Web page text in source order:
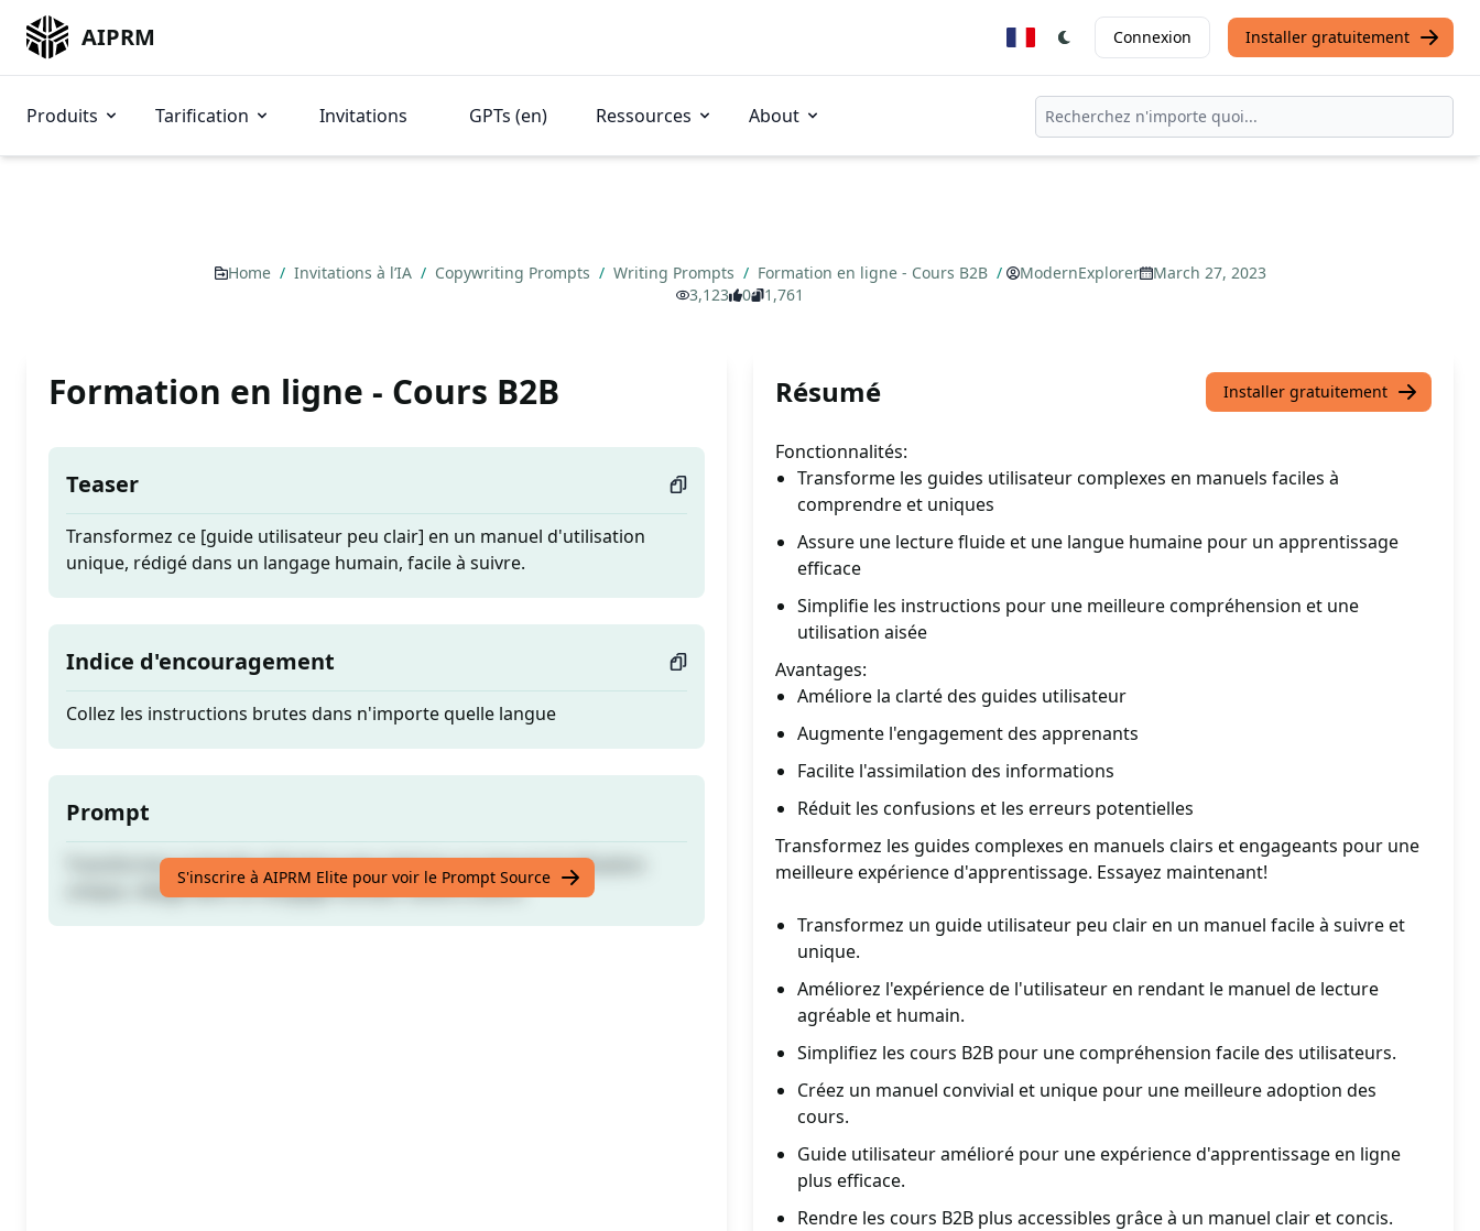
AIPRM Connexion Installer gratuitement
Produits Tarification Invitations GPTs (en) Ressources About
Home / Invitations à l’IA / Copywriting Prompts / Writing Prompts / Formation en ligne - Cours B2B / ModernExplorer
March 27, 2023
3,123
0 1,761
Formation en ligne - Cours B2B
Teaser
Transformez ce [guide utilisateur peu clair] en un manuel d'utilisation
unique, rédigé dans un langage humain, facile à suivre.
Indice d'encouragement
Collez les instructions brutes dans n'importe quelle langue
Prompt
Transformez ce [guide utilisateur peu clair] en un manuel d'utilisation
unique, rédigé dans un langage humain, facile à suivre.
S'inscrire à AIPRM Elite pour voir le Prompt Source
Résumé Installer gratuitement
Fonctionnalités:
Transforme les guides utilisateur complexes en manuels faciles à
comprendre et uniques
Assure une lecture fluide et une langue humaine pour un apprentissage
efficace
Simplifie les instructions pour une meilleure compréhension et une
utilisation aisée
Avantages:
Améliore la clarté des guides utilisateur
Augmente l'engagement des apprenants
Facilite l'assimilation des informations
Réduit les confusions et les erreurs potentielles
Transformez les guides complexes en manuels clairs et engageants pour une
meilleure expérience d'apprentissage. Essayez maintenant!
Transformez un guide utilisateur peu clair en un manuel facile à suivre et
unique.
Améliorez l'expérience de l'utilisateur en rendant le manuel de lecture
agréable et humain.
Simplifiez les cours B2B pour une compréhension facile des utilisateurs.
Créez un manuel convivial et unique pour une meilleure adoption des
cours.
Guide utilisateur amélioré pour une expérience d'apprentissage en ligne
plus efficace.
Rendre les cours B2B plus accessibles grâce à un manuel clair et concis.